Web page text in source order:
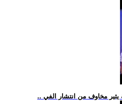
يثير مخاوف من انتشار الفي